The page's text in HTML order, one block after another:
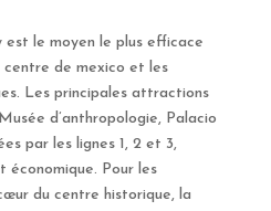
le moyen le plus efficace
de mexico et les
Les principales attractions
d’anthropologie, Palacio
par les lignes 1, 2 et 3,
Pour les
du centre historique, la